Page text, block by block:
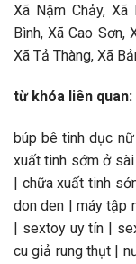
Xã Nậm Chảy, Xã
Bình, Xã Cao Sơn,
Xã Tả Thàng, Xã
từ khóa liên quan:
búp bê tinh dục
xuất tinh sớm ở
| chữa xuất tinh
don den | máy tập
| sextoy uy tín |
cu giả rung thụt |